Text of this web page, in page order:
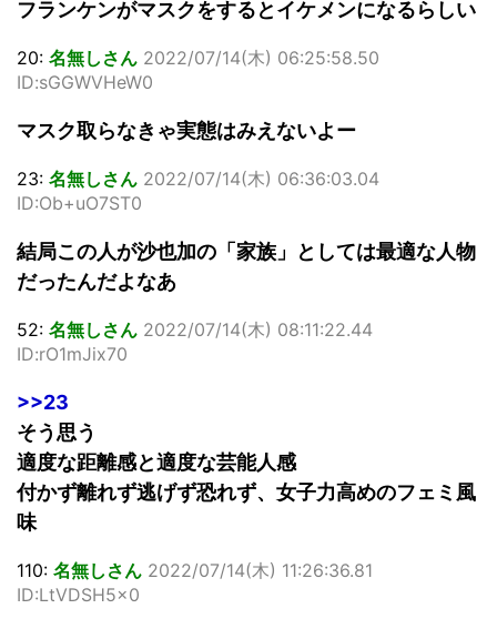
フランケンがマスクをするとイケメンになるらしい
20: 名無しさん 2022/07/14(木) 06:25:58.50
ID:sGGWVHeW0
マスク取らなきゃ実態はみえないよー
23: 名無しさん 2022/07/14(木) 06:36:03.04
ID:Ob+uO7ST0
結局この人が沙也加の「家族」としては最適な人物
だったんだよなあ
52: 名無しさん 2022/07/14(木) 08:11:22.44
ID:rO1mJix70
>>23
そう思う
適度な距離感と適度な芸能人感
付かず離れず逃げず恐れず、女子力高めのフェミ風
味
110: 名無しさん 2022/07/14(木) 11:26:36.81
ID:LtVDSH5x0